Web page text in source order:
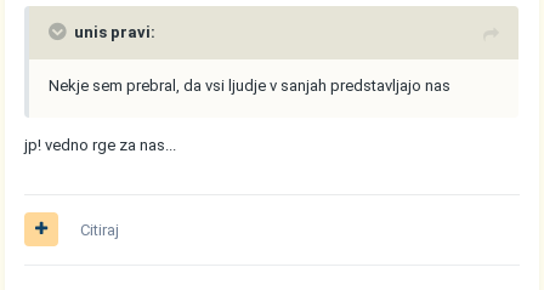
unis pravi:
Nekje sem prebral, da vsi ljudje v sanjah predstavljajo nas
jp! vedno rge za nas...
Citiraj